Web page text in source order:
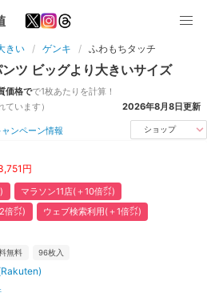
きい ゲンキ ふわもちタッチ
ツ ビッグより大きいサイズ
価格でで1枚あたりを計算！
います）
2026年8月8日更新
ャンペーン情報 ショップ
円
マラソン11店(＋10倍㌽)
倍㌽)
ウェブ検索利用(＋1倍㌽)
無料 96枚入